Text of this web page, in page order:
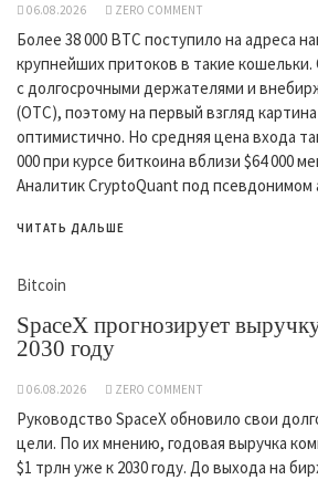
06.08.2026 ZERO COMMENT
Более 38 000 BTC поступило на адреса
крупнейших притоков в такие
с долгосрочными держателями и
(OTC), поэтому на первый взгляд
оптимистично. Но средняя цена входа
000 при курсе биткоина вблизи $64 000
Аналитик CryptoQuant под
ЧИТАТЬ ДАЛЬШЕ
Bitcoin
SpaceX прогнозирует
2030 году
06.08.2026 ZERO COMMENT
Руководство SpaceX обновило свои
цели. По их мнению, годовая выручка
$1 трлн уже к 2030 году. До выхода на